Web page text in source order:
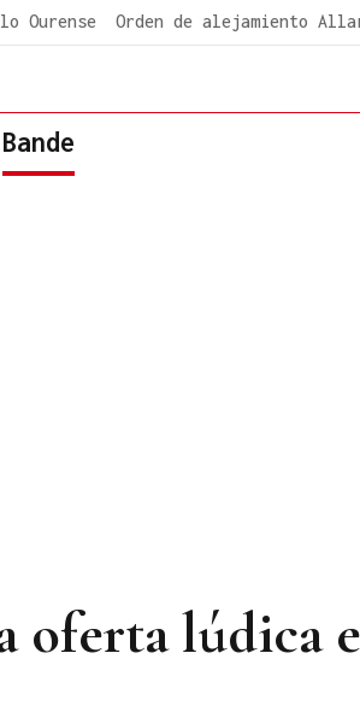
Ourense Orden de alejamiento
Bande
oferta lúdica